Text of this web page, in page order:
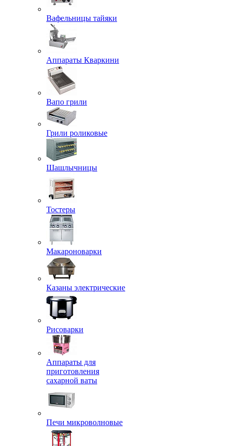
Вафельницы тайяки
Аппараты Кваркини
Вапо грили
Грили роликовые
Шашлычницы
Тостеры
Макароноварки
Казаны электрические
Рисоварки
Аппараты для
приготовления
сахарной ваты
Печи микроволновые